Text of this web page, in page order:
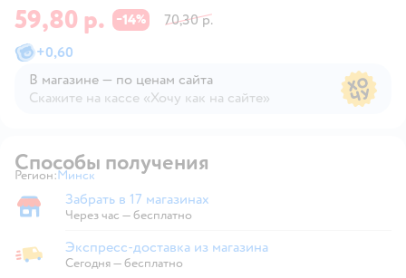
59,80 р. −14%
70,30 р.
+0,60
В магазине — по ценам сайта
Скажите на кассе «Хочу как на сайте»
Способы получения
Регион: Выбор адреса доставки.
Минск
Забрать в магазине
Забрать в 17 магазинах
Через час — бесплатно
Экспресс-доставка из магазина
Экспресс-доставка из магазина
Сегодня—бесплатно